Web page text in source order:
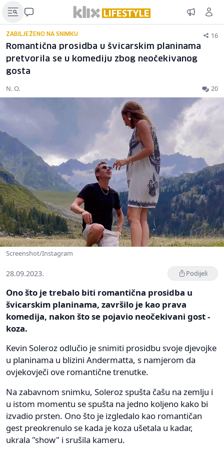
ZABILJEŽENO NA SNIMKU 16
Romantična prosidba u švicarskim planinama
pretvorila se u komediju zbog neočekivanog
gosta
N. O. 20
Screenshot/Instagram
28.09.2023. Podijeli
Ono što je trebalo biti romantična prosidba u
švicarskim planinama, završilo je kao prava
komedija, nakon što se pojavio neočekivani gost -
koza.
Kevin Soleroz odlučio je snimiti prosidbu svoje djevojke
u planinama u blizini Andermatta, s namjerom da
ovjekovječi ove romantične trenutke.
Na zabavnom snimku, Soleroz spušta čašu na zemlju i
u istom momentu se spušta na jedno koljeno kako bi
izvadio prsten. Ono što je izgledalo kao romantičan
gest preokrenulo se kada je koza ušetala u kadar,
ukrala "show" i srušila kameru.